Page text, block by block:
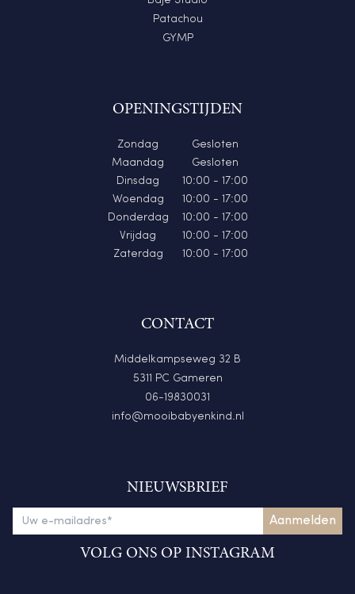
Patachou
GYMP
OPENINGSTIJDEN
Zondag
Gesloten
Maandag
Gesloten
Dinsdag
10:00 - 17:00
Woendag
10:00 - 17:00
Donderdag
10:00 - 17:00
Vrijdag
10:00 - 17:00
Zaterdag
10:00 - 17:00
CONTACT
Middelkampseweg 32 B
5311 PC Gameren
06-19830031
info@mooibabyenkind.nl
NIEUWSBRIEF
VOLG ONS OP INSTAGRAM